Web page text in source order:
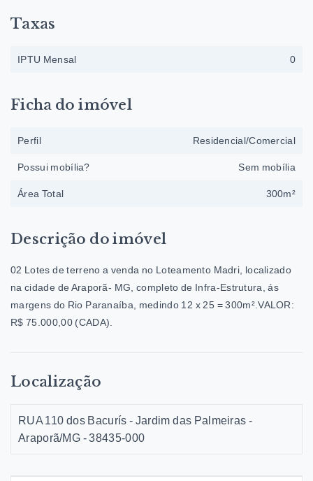
Descrição do imóvel
02 Lotes de terreno a venda no Loteamento Madri, localizado
na cidade de Araporã- MG, completo de Infra-Estrutura, ás
margens do Rio Paranaíba, medindo 12 x 25 = 300m².VALOR:
R$ 75.000,00 (CADA).
Localização
RUA 110 dos Bacurís - Jardim das Palmeiras -
Araporã/MG - 38435-000
Taxas
IPTU Mensal 0
Ficha do imóvel
Perfil Residencial/Comercial
Possui mobília? Sem mobília
Área Total 300m²